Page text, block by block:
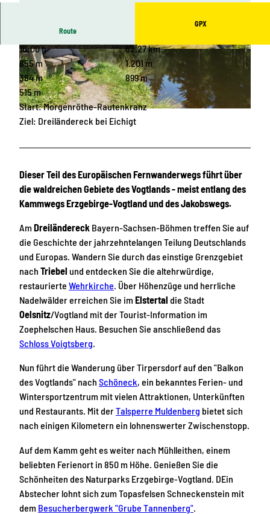
© Archiv TVV / Sebastian Theilig |
© Archiv TVV / Marcus Dassler | CC-BY-SA © Archiv TVV, S. Theilig |
Route
GPX
16:00 h
62,27 km
855 m
1.201 m
384 m
899 m
515 m
Start: Morgenröthe-Rautenkranz
Ziel: Dreiländereck bei Eichigt
Dieser Teil des Europäischen Fernwanderwegs führt über
die waldreichen Gebiete des Vogtlands - meist entlang des
Kammwegs Erzgebirge-Vogtland und des Jakobswegs.
Am Dreiländereck Bayern-Sachsen-Böhmen treffen Sie auf
die Geschichte der jahrzehntelangen Teilung Deutschlands
und Europas. Wandern Sie durch das einstige Grenzgebiet
nach Triebel und entdecken Sie die altehrwürdige,
restaurierte Wehrkirche. Über Höhenzüge und herrliche
Nadelwälder erreichen Sie im Elstertal die Stadt
Oelsnitz/Vogtland mit der Tourist-Information im
Zoephelschen Haus. Besuchen Sie anschließend das
Schloss Voigtsberg.
Nun führt die Wanderung über Tirpersdorf auf den "Balkon
des Vogtlands" nach Schöneck, ein bekanntes Ferien- und
Wintersportzentrum mit vielen Attraktionen, Unterkünften
und Restaurants. Mit derTalsperre Muldenberg bietet sich
nach einigen Kilometern ein lohnenswerter Zwischenstopp.
Auf dem Kamm geht es weiter nach Mühlleithen, einem
beliebten Ferienort in 850 m Höhe. Genießen Sie die
Schönheiten des Naturparks Erzgebirge-Vogtland. DEin
Abstecher lohnt sich zum Topasfelsen Schneckenstein mit
dem Besucherbergwerk "Grube Tannenberg"